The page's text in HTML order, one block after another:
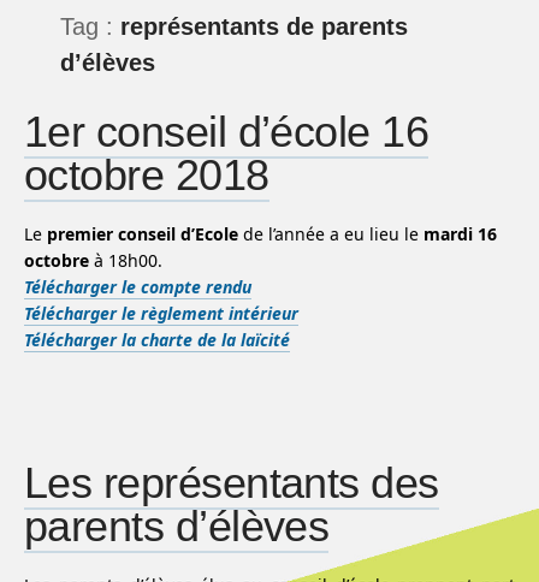
Tag : représentants de parents
d’élèves
1er conseil d’école 16
octobre 2018
Le premier conseil d’Ecole de l’année a eu lieu le mardi 16
octobre à 18h00.
Télécharger le compte rendu
Télécharger le règlement intérieur
Télécharger la charte de la laïcité
Les représentants des
parents d’élèves